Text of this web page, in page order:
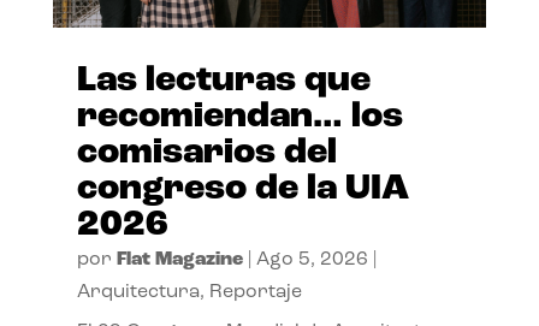
Las lecturas que
recomiendan… los
comisarios del
congreso de la UIA
2026
por Flat Magazine| Ago 5, 2026
Arquitectura, Reportaje